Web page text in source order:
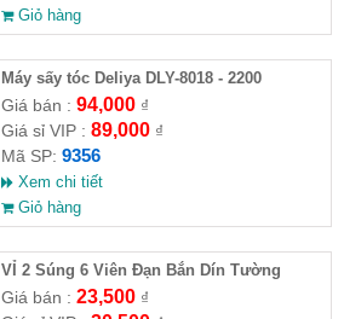
Giỏ hàng
Máy sấy tóc Deliya DLY-8018 - 2200
Giá bán : 94,000₫
Giá sỉ VIP : 89,000₫
Mã SP: 9356
Xem chi tiết
Giỏ hàng
VỈ 2 Súng 6 Viên Đạn Bắn Dín Tường
Giá bán : 23,500₫